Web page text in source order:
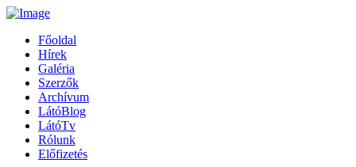
Főoldal
Hírek
Galéria
Szerzők
Archívum
LátóBlog
LátóTv
Rólunk
Előfizetés